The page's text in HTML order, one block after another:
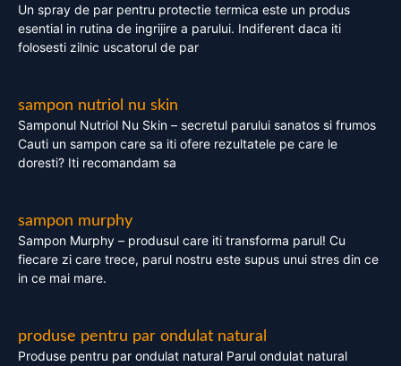
Un spray de par pentru protectie termica este un produs
esential in rutina de ingrijire a parului. Indiferent daca iti
folosesti zilnic uscatorul de par
sampon nutriol nu skin
Samponul Nutriol Nu Skin – secretul parului sanatos si frumos
Cauti un sampon care sa iti ofere rezultatele pe care le
doresti? Iti recomandam sa
sampon murphy
Sampon Murphy – produsul care iti transforma parul! Cu
fiecare zi care trece, parul nostru este supus unui stres din ce
in ce mai mare.
produse pentru par ondulat natural
Produse pentru par ondulat natural Parul ondulat natural